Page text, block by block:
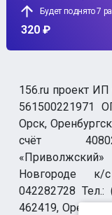
Будет поднято 7
320 ₽
156.ru проект
561500221971
Орск,
счёт
Новгороде к/
042282728
462419,